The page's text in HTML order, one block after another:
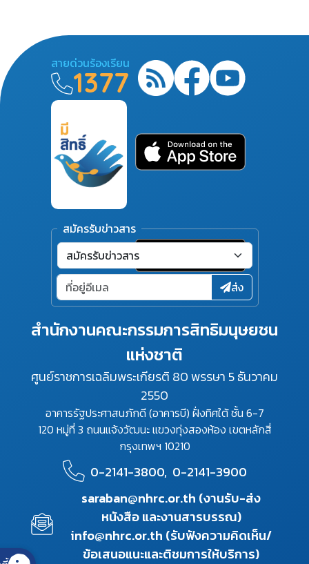
สำนักงานคณะกรรมการสิทธิมนุษยชน
แห่งชาติ
ศูนย์ราชการเฉลิมพระเกียรติ 80 พรรษา 5 ธันวาคม
2550
อาคารรัฐประศาสนภักดี (อาคารบี) ฝั่งทิศใต้ ชั้น 6-7
120 หมู่ที่ 3 ถนนแจ้งวัฒนะ แขวงทุ่งสองห้อง เขตหลักสี่
กรุงเทพฯ 10210
0-2141-3800, 0-2141-3900
saraban@nhrc.or.th (งานรับ-ส่ง
หนังสือ และงานสารบรรณ)
info@nhrc.or.th (รับฟังความคิดเห็น/
ข้อเสนอแนะและติชมการให้บริการ)
สายด่วนร้องเรียน
1377
สมัครรับข่าวสาร
ส่ง